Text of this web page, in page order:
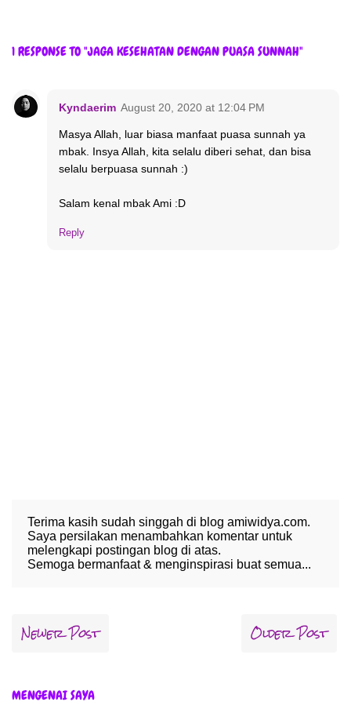
1 RESPONSE TO "JAGA KESEHATAN DENGAN PUASA SUNNAH"
Kyndaerim August 20, 2020 at 12:04 PM
Masya Allah, luar biasa manfaat puasa sunnah ya
mbak. Insya Allah, kita selalu diberi sehat, dan bisa
selalu berpuasa sunnah :)
Salam kenal mbak Ami :D
Reply
Terima kasih sudah singgah di blog amiwidya.com.
Saya persilakan menambahkan komentar untuk
melengkapi postingan blog di atas.
Semoga bermanfaat & menginspirasi buat semua...
Newer Post Older Post
MENGENAI SAYA